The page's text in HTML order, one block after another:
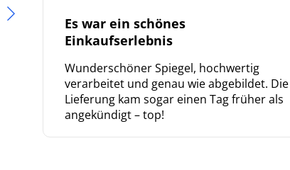
Es war ein schönes
Einkaufserlebnis
Wunderschöner Spiegel, hochwertig
verarbeitet und genau wie abgebildet. Die
Lieferung kam sogar einen Tag früher als
angekündigt – top!